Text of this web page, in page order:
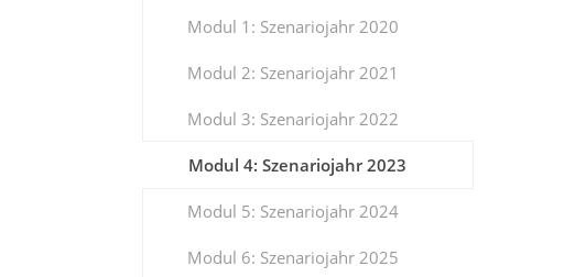
Modul 1: Szenariojahr 2020
Modul 2: Szenariojahr 2021
Modul 3: Szenariojahr 2022
Modul 4: Szenariojahr 2023
Modul 5: Szenariojahr 2024
Modul 6: Szenariojahr 2025